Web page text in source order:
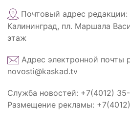
Почтовый адрес редакции:
Калининград, пл. Маршала
этаж
Адрес электронной почты
novosti@kaskad.tv
Служба новостей: +7(4012)
Размещение рекламы: